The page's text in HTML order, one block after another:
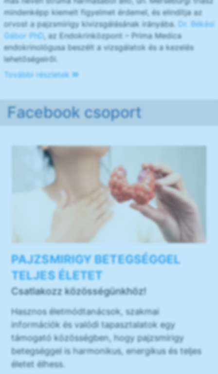
mindenképp kiemelt figyelmet érdemel, és elindítja az
orvost a pajzsmirigy kivizsgálásának irányába. Dr. Békési
Gábor PhD, az Endokrinközpont – Prima Medica
endokrinológusa beszélt a vizsgálatok és a kezelés
lehetőségeiről.
További részletek
Facebook csoport
PAJZSMIRIGY BETEGSÉGGEL
TELJES ÉLETET
Csatlakozz közösségünkhöz!
Hasznos életmódtanácsok, szakmai
információk és valódi tapasztalatok egy
támogató közösségben, hogy pajzsmirigy
betegséggel is harmonikus, energikus és teljes
életet élhess.